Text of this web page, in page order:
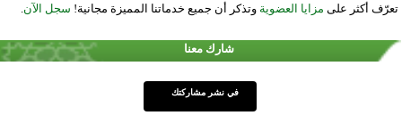
تعرّف أكثر على مزايا العضوية وتذكر أن جميع خدماتنا المميزة مجانية! سجل الآن
شارك معنا
في نشر مشاركتك